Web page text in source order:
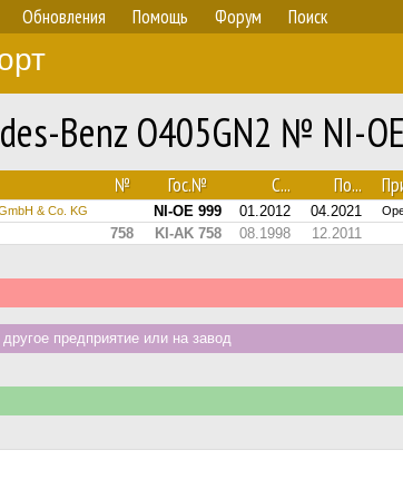
Обновления Помощь Форум Поиск
Benz O405GN2 № NI-
№ Гос.№ С... По...
& Co. KG NI-OE 999 01.2012 04.2021
758 KI-AK 758 08.1998 12.2011
предприятие или на завод